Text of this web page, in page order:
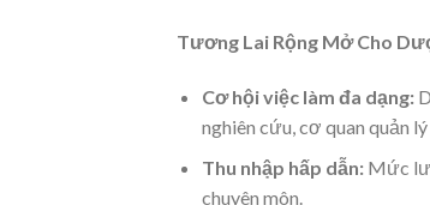
Tương Lai Rộng Mở Cho
Cơ hội việc làm đa dạng:
nghiên cứu, cơ quan quản
Thu nhập hấp dẫn:Mức
chuyên môn.